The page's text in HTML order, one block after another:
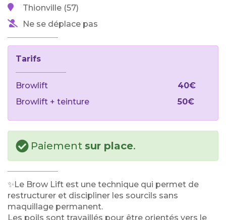
Thionville (57)
Ne se déplace pas
Tarifs
Browlift
40€
Browlift + teinture
50€
Paiement sur place.
✨Le Brow Lift est une technique qui permet de
restructurer et discipliner les sourcils sans
maquillage permanent.
Les poils sont travaillés pour être orientés vers le